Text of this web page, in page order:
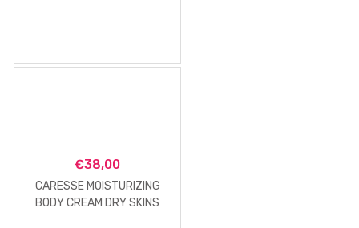
€38,00
CARESSE MOISTURIZING
BODY CREAM DRY SKINS